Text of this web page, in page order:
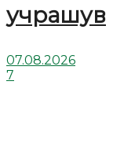
учрашув
07.08.2026
7